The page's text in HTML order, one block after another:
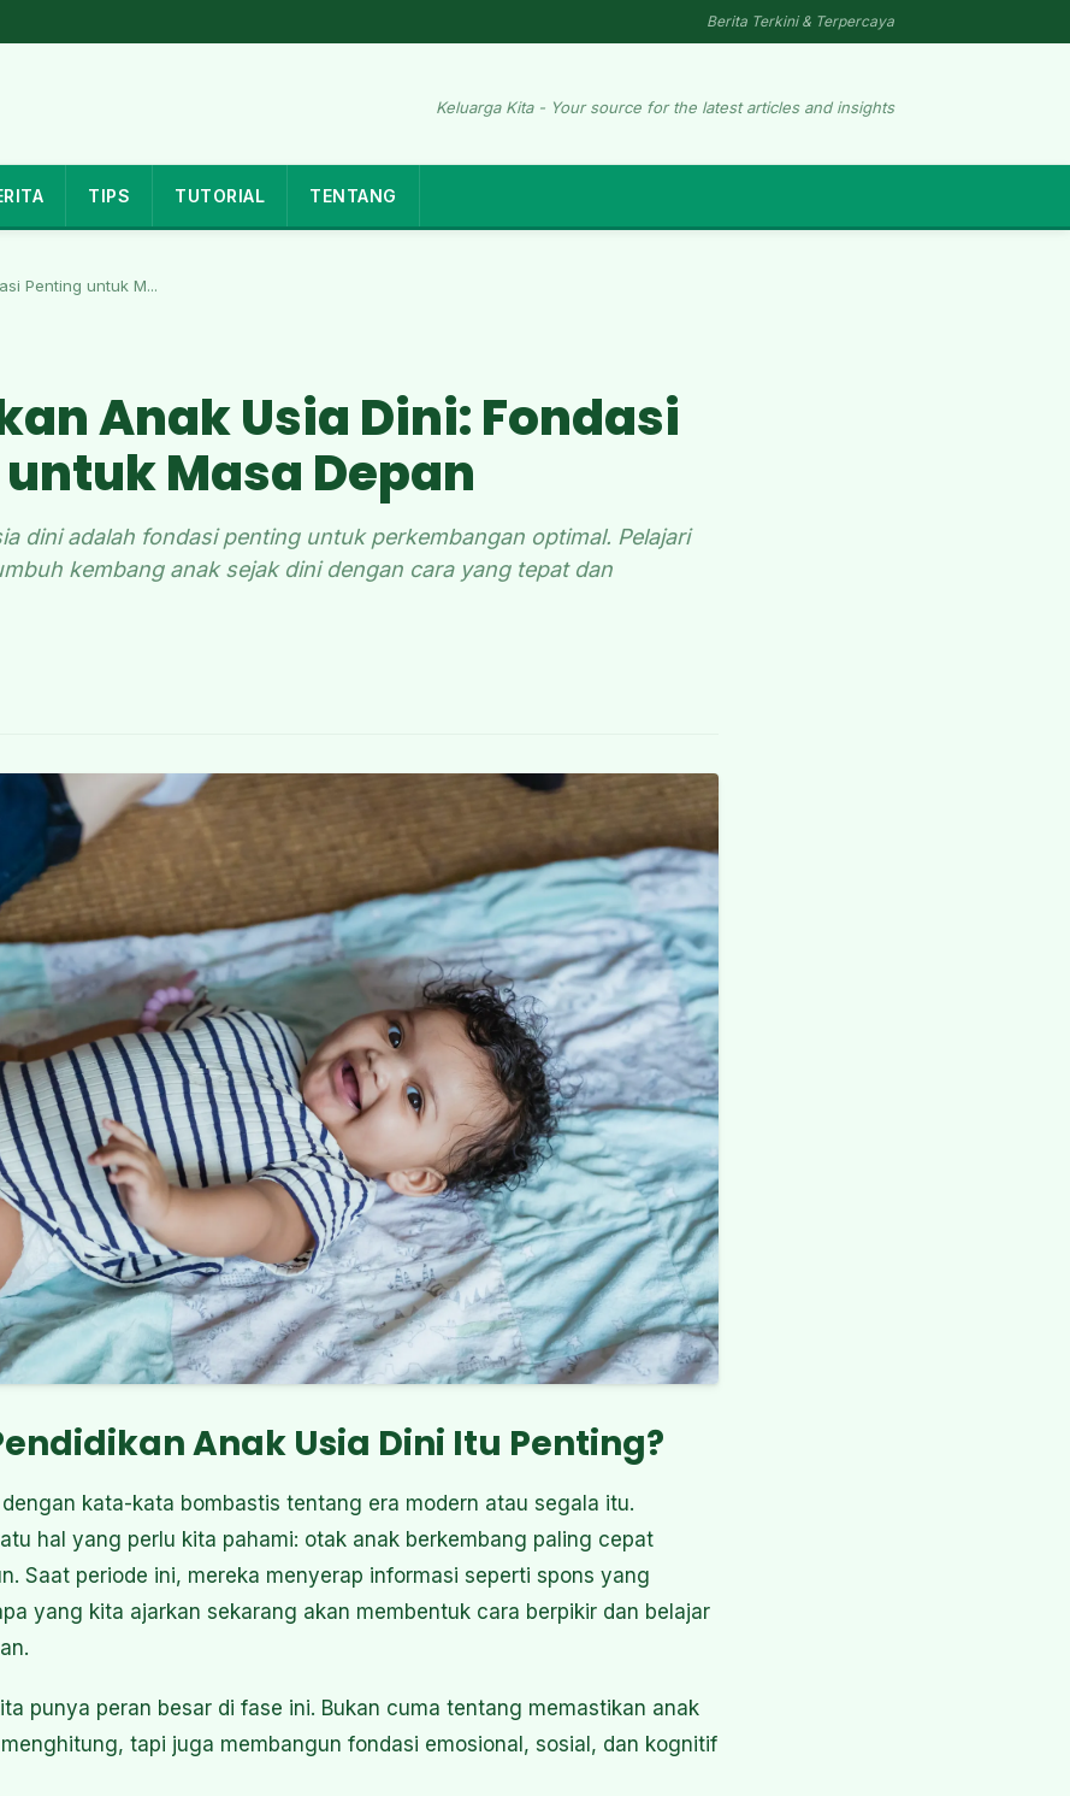
Berita Terkini & Terpercaya
Keluarga Kita - Your source for the latest articles and insights
TIPS TUTORIAL TENTANG
Penting untuk M...
Anak Usia Dini: Fondasi
Masa Depan
dini adalah fondasi penting untuk perkembangan optimal. Pelajari
kembang anak sejak dini dengan cara yang tepat dan
Anak Usia Dini Itu Penting?
kata-kata bombastis tentang era modern atau segala itu.
hal yang perlu kita pahami: otak anak berkembang paling cepat
Saat periode ini, mereka menyerap informasi seperti spons yang
yang kita ajarkan sekarang akan membentuk cara berpikir dan belajar
punya peran besar di fase ini. Bukan cuma tentang memastikan anak
tapi juga membangun fondasi emosional, sosial, dan kognitif